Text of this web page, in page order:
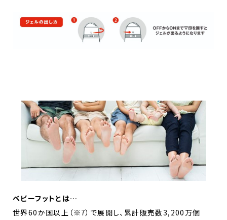
ベビーフットとは…
世界60か国以上（※7）で展開し、累計販売数3,200万個